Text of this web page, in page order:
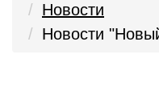
Новости
Новости